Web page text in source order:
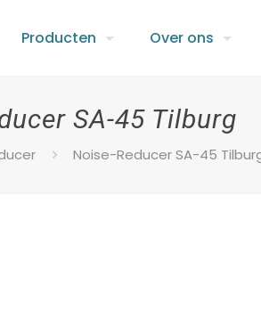
Producten Over ons
SA-45 Tilburg
Noise-Reducer SA-45